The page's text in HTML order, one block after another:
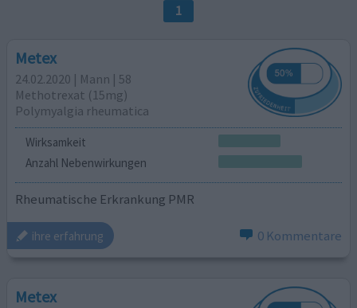
1
Metex
24.02.2020 | Mann | 58
Methotrexat (15mg)
Polymyalgia rheumatica
Wirksamkeit
Anzahl Nebenwirkungen
Rheumatische Erkrankung PMR
ihre erfahrung 0 Kommentare
Metex